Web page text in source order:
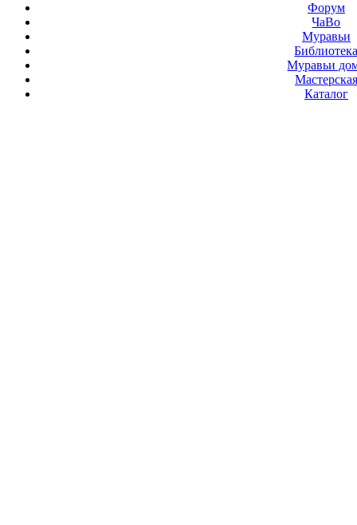
Форум
ЧаВо
Муравьи
Муравьи
Мастерская
Каталог